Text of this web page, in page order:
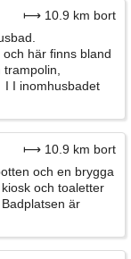
⟼ 10.9 km bort
här finns bland
I I inomhusbadet
⟼ 10.9 km bort
och en brygga
och toaletter
är